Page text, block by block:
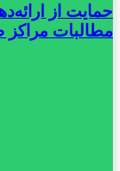
حمایت از
مطالبات مراکز